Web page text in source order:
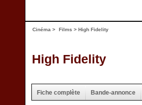
Cinéma > Films > High Fidelity
High Fidelity
Fiche complète Bande-annonce